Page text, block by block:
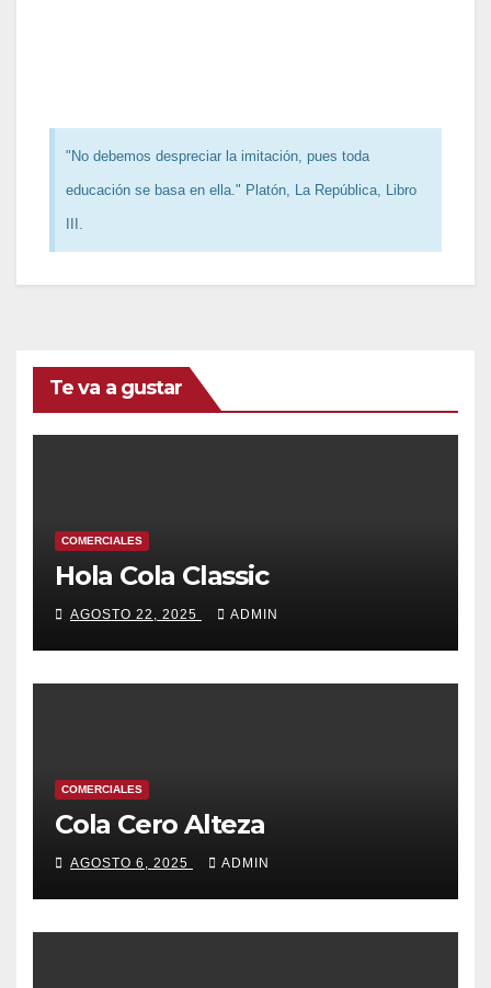
"No debemos despreciar la imitación, pues toda
educación se basa en ella." Platón, La República, Libro
III.
Te va a gustar
COMERCIALES
Hola Cola Classic
AGOSTO 22, 2025 ADMIN
COMERCIALES
Cola Cero Alteza
AGOSTO 6, 2025 ADMIN